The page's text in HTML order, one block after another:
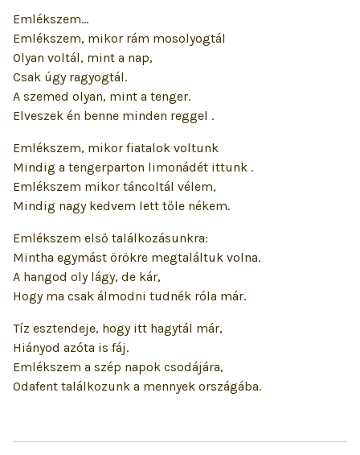
Emlékszem...
Emlékszem, mikor rám mosolyogtál
Olyan voltál, mint a nap,
Csak úgy ragyogtál.
A szemed olyan, mint a tenger.
Elveszek én benne minden reggel .
Emlékszem, mikor fiatalok voltunk
Mindig a tengerparton limonádét ittunk .
Emlékszem mikor táncoltál vélem,
Mindig nagy kedvem lett tőle nékem.
Emlékszem első találkozásunkra:
Mintha egymást örökre megtaláltuk volna.
A hangod oly lágy, de kár,
Hogy ma csak álmodni tudnék róla már.
Tíz esztendeje, hogy itt hagytál már,
Hiányod azóta is fáj.
Emlékszem a szép napok csodájára,
Odafent találkozunk a mennyek országába.